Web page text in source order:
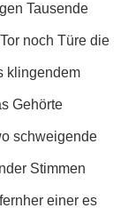
Tausende
noch Türe die
klingendem
Gehörte
schweigende
Stimmen
einer es